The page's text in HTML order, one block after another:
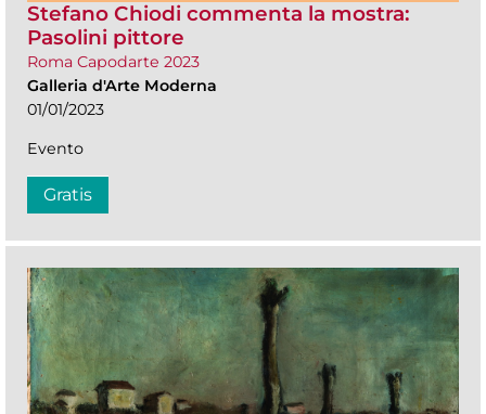
Stefano Chiodi commenta la mostra:
Pasolini pittore
Roma Capodarte 2023
Galleria d'Arte Moderna
01/01/2023
Evento
Gratis